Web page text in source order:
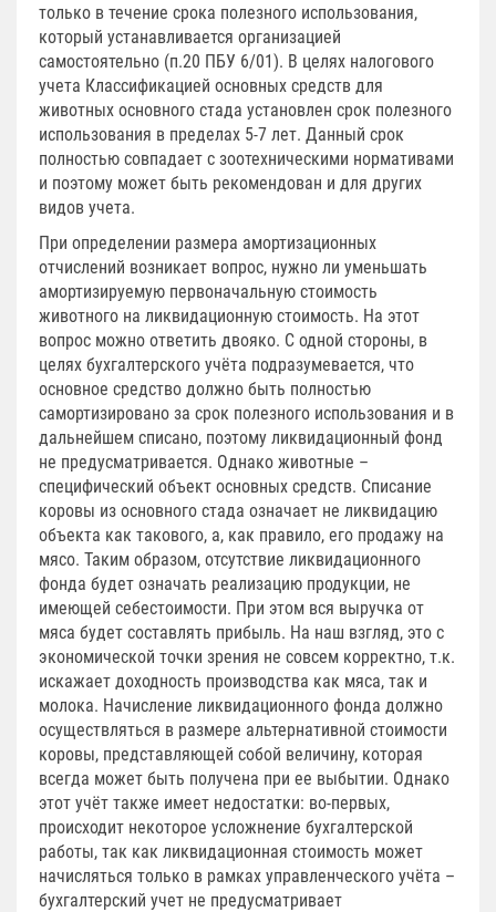
только в течение срока полезного использования,
который устанавливается организацией
самостоятельно (п.20 ПБУ 6/01). В целях налогового
учета Классификацией основных средств для
животных основного стада установлен срок полезного
использования в пределах 5-7 лет. Данный срок
полностью совпадает с зоотехническими нормативами
и поэтому может быть рекомендован и для других
видов учета.
При определении размера амортизационных
отчислений возникает вопрос, нужно ли уменьшать
амортизируемую первоначальную стоимость
животного на ликвидационную стоимость. На этот
вопрос можно ответить двояко. С одной стороны, в
целях бухгалтерского учёта подразумевается, что
основное средство должно быть полностью
самортизировано за срок полезного использования и в
дальнейшем списано, поэтому ликвидационный фонд
не предусматривается. Однако животные –
специфический объект основных средств. Списание
коровы из основного стада означает не ликвидацию
объекта как такового, а, как правило, его продажу на
мясо. Таким образом, отсутствие ликвидационного
фонда будет означать реализацию продукции, не
имеющей себестоимости. При этом вся выручка от
мяса будет составлять прибыль. На наш взгляд, это с
экономической точки зрения не совсем корректно, т.к.
искажает доходность производства как мяса, так и
молока. Начисление ликвидационного фонда должно
осуществляться в размере альтернативной стоимости
коровы, представляющей собой величину, которая
всегда может быть получена при ее выбытии. Однако
этот учёт также имеет недостатки: во-первых,
происходит некоторое усложнение бухгалтерской
работы, так как ликвидационная стоимость может
начисляться только в рамках управленческого учёта –
бухгалтерский учет не предусматривает